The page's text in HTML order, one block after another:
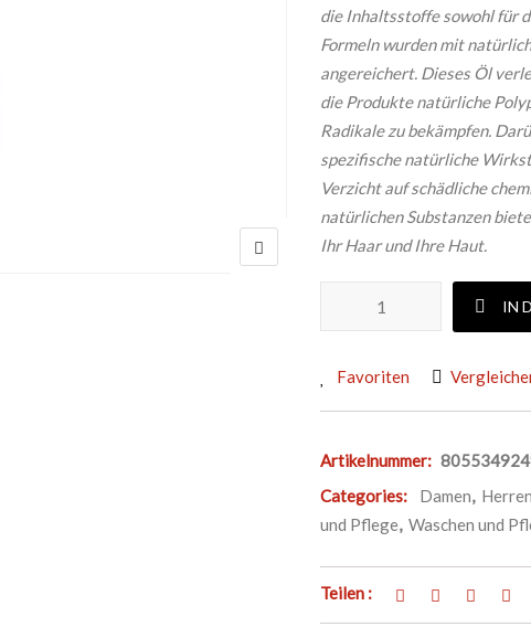
die Inhaltsstoffe sowohl für
Formeln wurden mit
angereichert. Dieses Öl
die Produkte natürliche
Radikale zu bekämpfen.
spezifische natürliche
Verzicht auf schädliche
natürlichen Substanzen
Ihr Haar und Ihre Haut.
RAYWELL LOMIT
IN
Favoriten
Artikelnummer:
Categories:
Damen, Herren
und Pflege, Waschen und
Teilen :